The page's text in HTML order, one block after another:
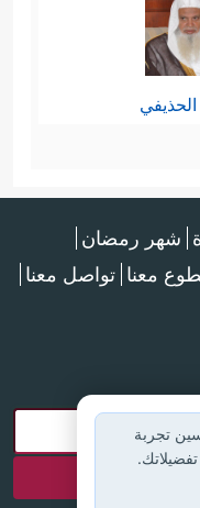
شهر رمضان
معنا تواصل معنا
تجربة